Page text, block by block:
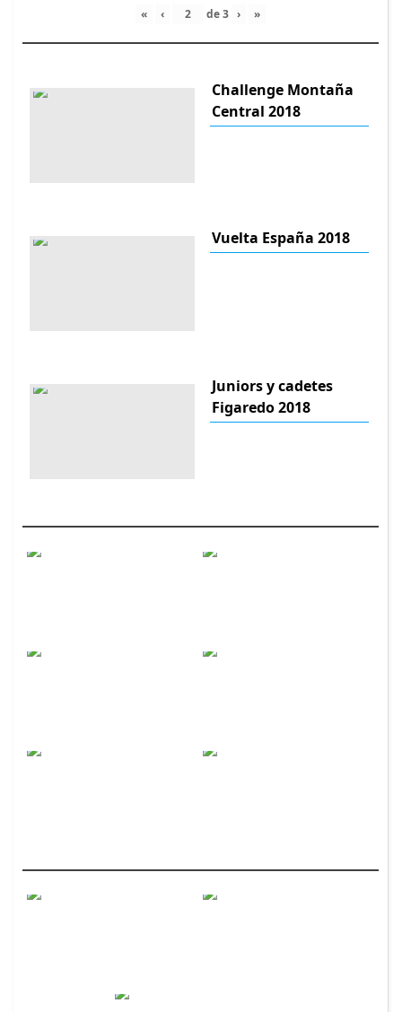
« ‹ de3 › »
Challenge Montaña
Central 2018
Vuelta España 2018
Juniors y cadetes
Figaredo 2018